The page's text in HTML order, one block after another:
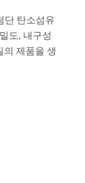
단 탄소섬유
도, 내구성
의 제품을 생